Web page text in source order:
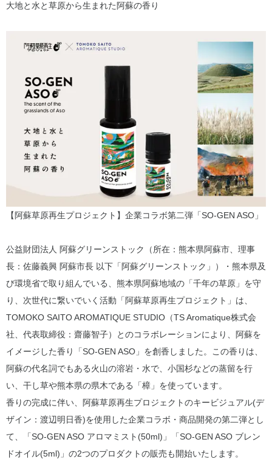
大地と水と草原から生まれた阿蘇の香り
【阿蘇草原再生プロジェクト】企業コラボ第二弾「SO-GEN ASO」
公益財団法人 阿蘇グリーンストック（所在：熊本県阿蘇市、理事
長：佐藤義興 阿蘇市長 以下「阿蘇グリーンストック」）・熊本県及
び環境省で取り組んでいる、熊本県阿蘇地域の「千年の草原」を守
り、次世代に繋いでいく活動「阿蘇草原再生プロジェクト」は、
TOMOKO SAITO AROMATIQUE STUDIO（TS Aromatique株式会
社、代表取締役：齋藤智子）とのコラボレーションにより、阿蘇を
イメージした香り「SO-GEN ASO」を創香しました。この香りは、
阿蘇の代名詞でもある火山の溶岩・水で、小国杉などの蒸留を行
い、干し草や熊本県の県木である「樟」を使っています。
香りの完成に伴い、阿蘇草原再生プロジェクトのキービジュアル(デ
ザイン：渡辺明日香)を使用した企業コラボ・商品開発の第二弾とし
て、「SO-GEN ASO アロマミスト(50ml)」「SO-GEN ASO ブレン
ドオイル(5ml)」の2つのプロダクトの販売も開始いたします。